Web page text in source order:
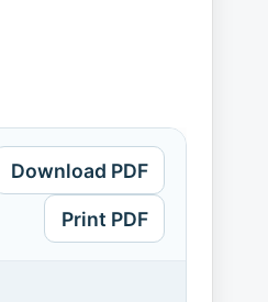
Download PDF
Print PDF